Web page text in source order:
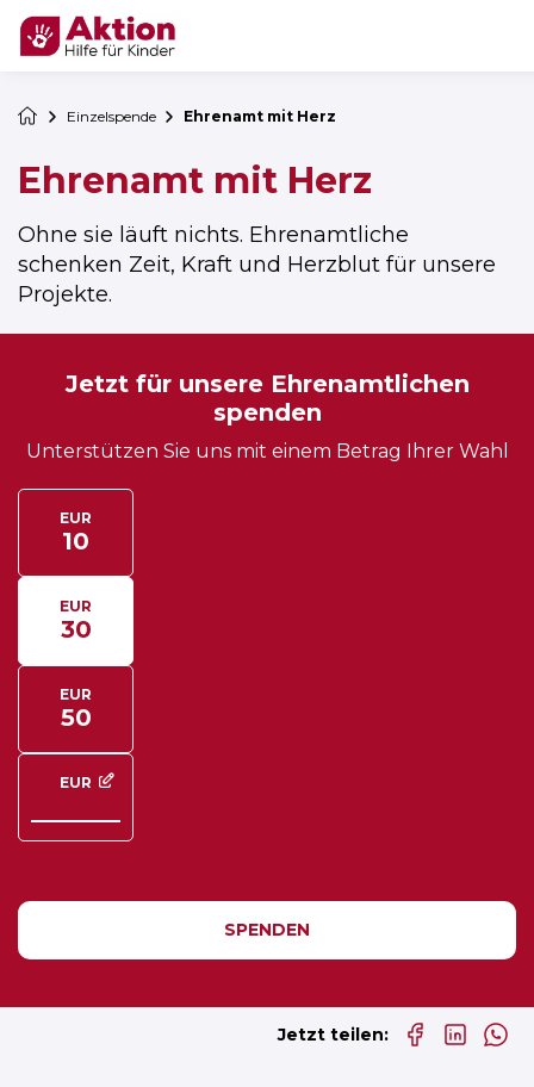
Einzelspende Ehrenamt mit Herz
Ehrenamt mit Herz
Ohne sie läuft nichts. Ehrenamtliche
schenken Zeit, Kraft und Herzblut für unsere
Projekte.
Jetzt für unsere Ehrenamtlichen
spenden
Unterstützen Sie uns mit einem Betrag Ihrer Wahl
Spendenbetrag auswählen
EUR
10
EUR
30
EUR
50
EUR
Eigener Betrag
SPENDEN
Jetzt teilen: